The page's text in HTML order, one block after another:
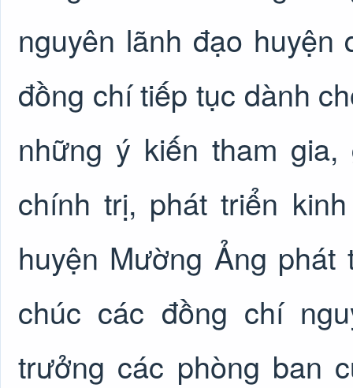
nguyên lãnh đạo
đồng chí tiếp tục dành
những ý kiến tham
chính trị, phát triển
huyện Mường Ảng
chúc các đồng chí
trưởng các phòng ban